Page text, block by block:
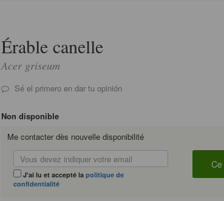
Érable canelle
Acer griseum
Sé el primero en dar tu opinión
Non disponible
Me contacter dès nouvelle disponibilité
J'ai lu et accepté la politique de
confidentialité